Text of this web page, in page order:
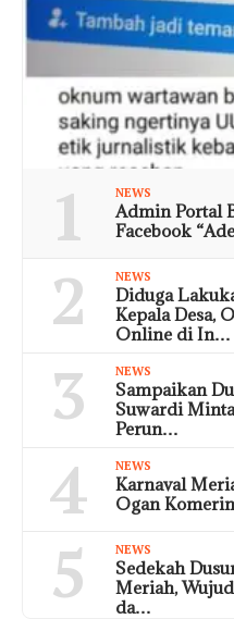
1 NEWS
Admin Portal
Facebook
2 NEWS
Diduga
Kepala Desa,
Online di In…
3 NEWS
Sampaikan
Suwardi
Perun…
4 NEWS
Karnaval
Ogan
5 NEWS
Sedekah
Meriah,
da…